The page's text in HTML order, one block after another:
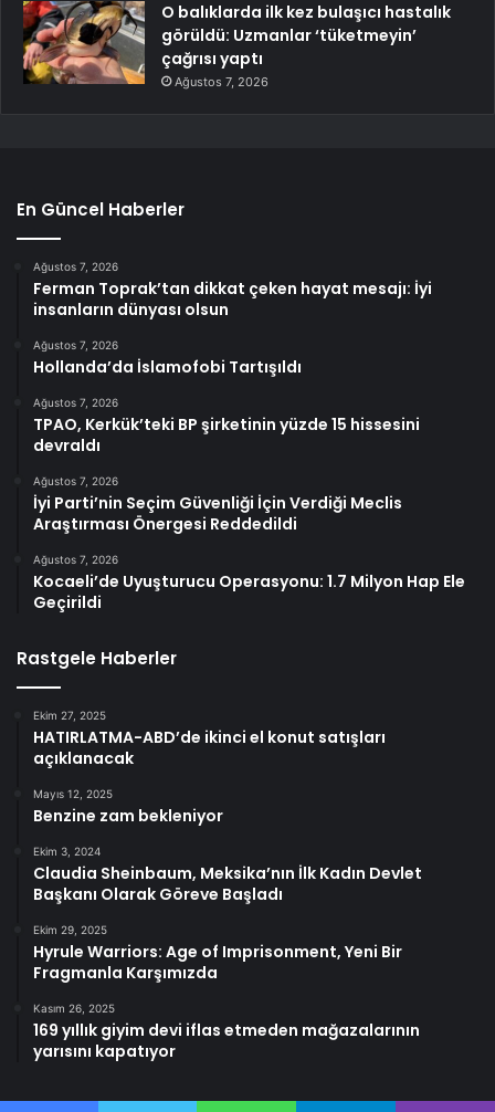
O balıklarda ilk kez bulaşıcı hastalık
görüldü: Uzmanlar ‘tüketmeyin’
çağrısı yaptı
Ağustos 7, 2026
En Güncel Haberler
Ağustos 7, 2026
Ferman Toprak’tan dikkat çeken hayat mesajı: İyi
insanların dünyası olsun
Ağustos 7, 2026
Hollanda’da İslamofobi Tartışıldı
Ağustos 7, 2026
TPAO, Kerkük’teki BP şirketinin yüzde 15 hissesini
devraldı
Ağustos 7, 2026
İyi Parti’nin Seçim Güvenliği İçin Verdiği Meclis
Araştırması Önergesi Reddedildi
Ağustos 7, 2026
Kocaeli’de Uyuşturucu Operasyonu: 1.7 Milyon Hap Ele
Geçirildi
Rastgele Haberler
Ekim 27, 2025
HATIRLATMA-ABD’de ikinci el konut satışları
açıklanacak
Mayıs 12, 2025
Benzine zam bekleniyor
Ekim 3, 2024
Claudia Sheinbaum, Meksika’nın İlk Kadın Devlet
Başkanı Olarak Göreve Başladı
Ekim 29, 2025
Hyrule Warriors: Age of Imprisonment, Yeni Bir
Fragmanla Karşımızda
Kasım 26, 2025
169 yıllık giyim devi iflas etmeden mağazalarının
yarısını kapatıyor